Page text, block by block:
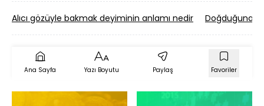
Alıcı gözüyle bakmak deyiminin anlamı nedir Doğduğuna
Ana Sayfa Yazı Boyutu Paylaş Favoriler